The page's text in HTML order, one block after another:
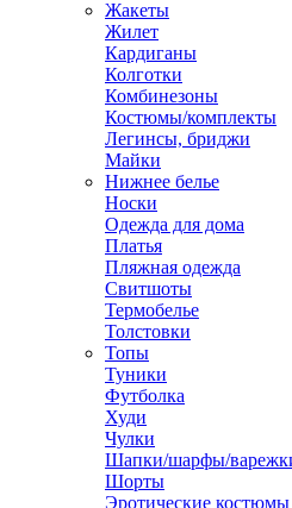
Жакеты
Жилет
Кардиганы
Колготки
Комбинезоны
Костюмы/комплекты
Легинсы, бриджи
Майки
Нижнее белье
Носки
Одежда для дома
Платья
Пляжная одежда
Свитшоты
Термобелье
Толстовки
Топы
Туники
Футболка
Худи
Чулки
Шапки/шарфы/
Шорты
Эротические костюмы